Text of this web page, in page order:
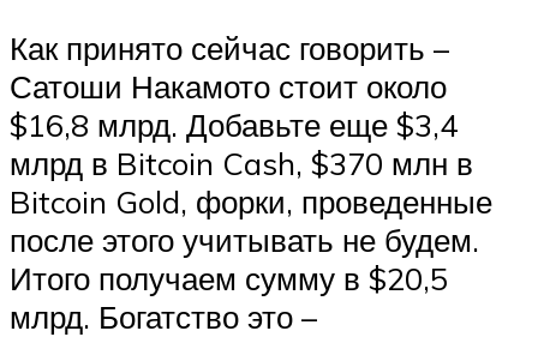
Как принято сейчас говорить –
Сатоши Накамото стоит около
$16,8 млрд. Добавьте еще $3,4
млрд в Bitcoin Cash, $370 млн в
Bitcoin Gold, форки, проведенные
после этого учитывать не будем.
Итого получаем сумму в $20,5
млрд. Богатство это –